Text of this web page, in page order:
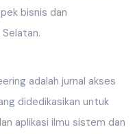
bisnis dan
adalah jurnal akses
didedikasikan untuk
aplikasi ilmu sistem dan